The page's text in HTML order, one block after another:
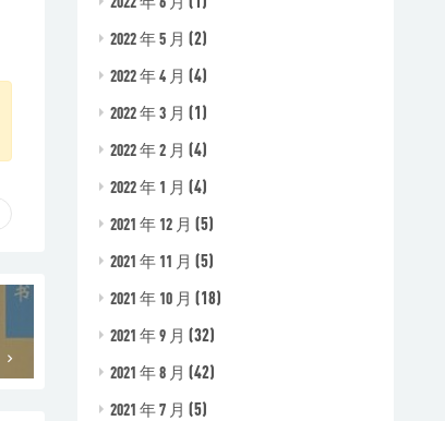
2022 年 5 月 (2)
2022 年 4 月 (4)
2022 年 3 月 (1)
2022 年 2 月 (4)
2022 年 1 月 (4)
2021 年 12 月 (5)
2021 年 11 月 (5)
2021 年 10 月 (18)
2021 年 9 月 (32)
2021 年 8 月 (42)
2021 年 7 月 (5)